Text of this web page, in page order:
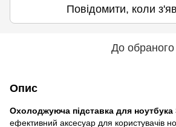
Повідомити, коли
До обраного
Опис
Охолоджуюча підставка для ноутбука
ефективний аксесуар для користувачів